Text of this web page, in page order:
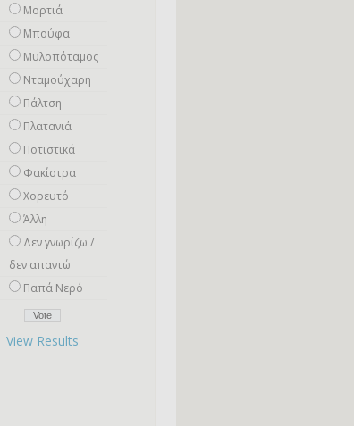
Mορτιά
Μπούφα
Μυλοπόταμος
Νταμούχαρη
Πάλτση
Πλατανιά
Ποτιστικά
Φακίστρα
Χορευτό
Άλλη
Δεν γνωρίζω /
δεν απαντώ
Παπά Νερό
View Results